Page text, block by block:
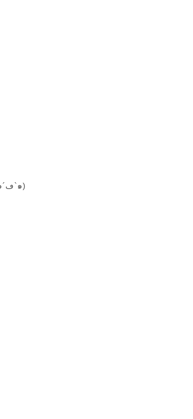
具材には、ソーセージ・コーン・ツナ缶・チーズを用意しました(๑´ڡ`๑)